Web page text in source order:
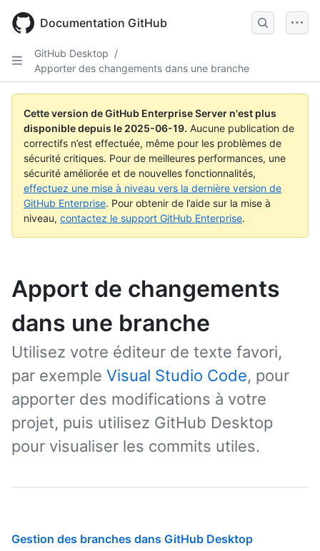
main
Documentation GitHub
GitHub Desktop /
Apporter des changements dans une branche
Cette version de GitHub Enterprise Server n'est plus
disponible depuis le 2025-06-19. Aucune publication de
correctifs n’est effectuée, même pour les problèmes de
sécurité critiques. Pour de meilleures performances, une
sécurité améliorée et de nouvelles fonctionnalités,
effectuez une mise à niveau vers la dernière version de
GitHub Enterprise. Pour obtenir de l’aide sur la mise à
niveau, contactez le support GitHub Enterprise.
Apport de changements
dans une branche
Utilisez votre éditeur de texte favori,
par exemple Visual Studio Code, pour
apporter des modifications à votre
projet, puis utilisez GitHub Desktop
pour visualiser les commits utiles.
Gestion des branches dans GitHub Desktop